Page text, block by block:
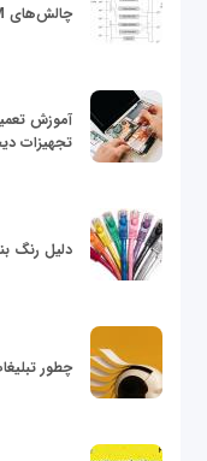
چالش‌های RAM در Workloadهای محاسباتی HPC
آموزش
تجهیزات
دلیل رنگ
چطور